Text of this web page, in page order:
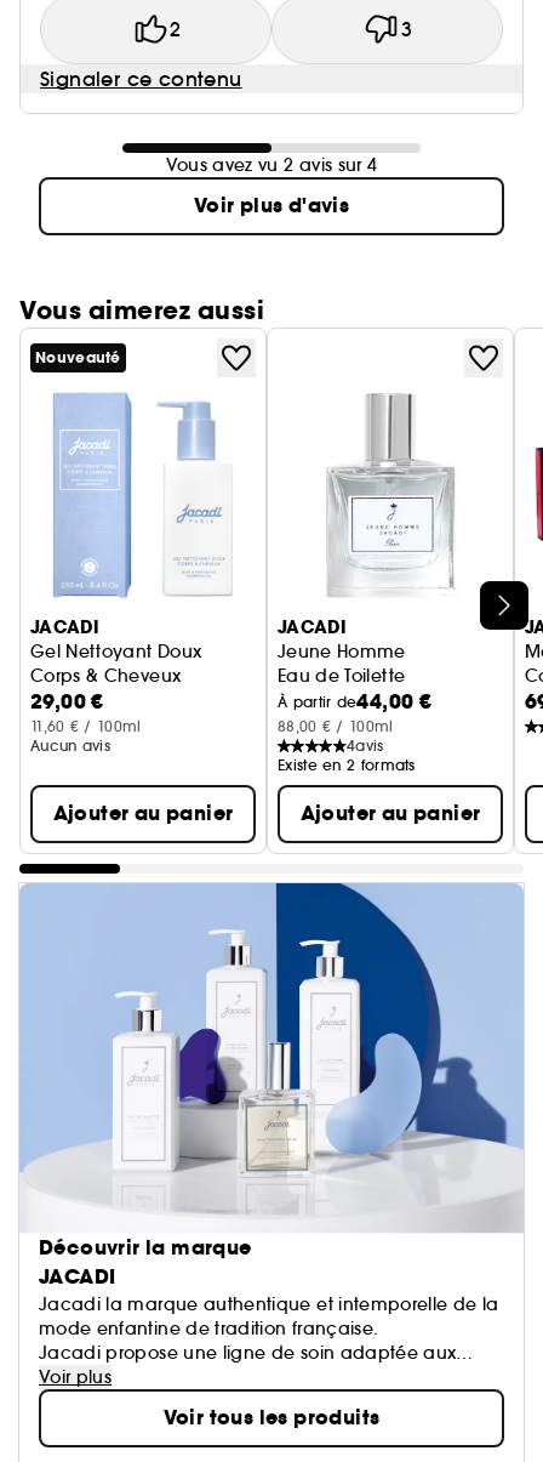
2 3
Signaler ce contenu
Vous avez vu 2 avis sur 4
Voir plus d'avis
Vous aimerez aussi
Ignorer le carrousel produits
Nouveauté
JACADI
Gel Nettoyant Doux
Corps & Cheveux
Enrichi en complexe de vitamines B5 & E
29,00 €
11,60 € / 100ml
Aucun avis
Ajouter au panier
JACADI
Jeune Homme
Eau de Toilette
À partir de44,00 €
88,00 € / 100ml
4avis
Existe en 2 formats
Ajouter au panier
Découvrir la marque
JACADI
Jacadi la marque authentique et intemporelle de la
mode enfantine de tradition française.
Jacadi propose une ligne de soin adaptée aux
bébés et respectueuse de leurs peaux; ainsi qu’une
gamme d’eaux parfumées aux notes délicates et
fraîches, pour petits et grands. Des idées cadeaux à
offrir ou à s’offrir !
Voir plus
Voir tous les produits